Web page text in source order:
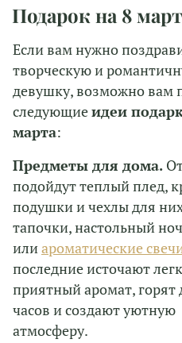
Подарок на 8
Если вам нужно
творческую и
девушку, возможно вам
следующиеидеи
марта:
Предметы для дома.
подойдут теплый плед,
подушки и чехлы для
тапочки, настольный
илиароматические
последние источают
приятный аромат, горят
часов и создают уютную
атмосферу.